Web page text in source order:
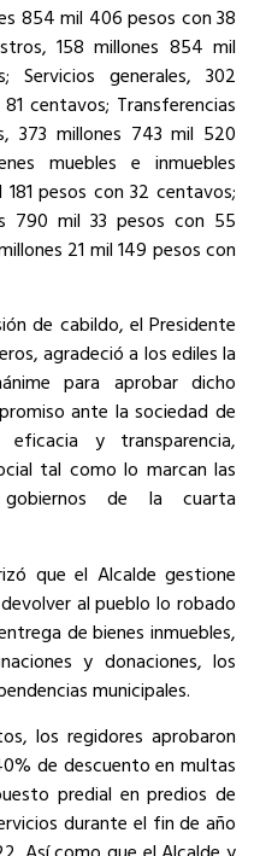
854 mil 406 pesos con 38
158 millones 854 mil
generales, 302
centavos; Transferencias
373 millones 743 mil 520
muebles e inmuebles
pesos con 32 centavos;
790 mil 33 pesos con 55
21 mil 149 pesos con
de cabildo, el Presidente
agradeció a los ediles la
para aprobar dicho
ante la sociedad de
y transparencia,
tal como lo marcan las
de la cuarta
que el Alcalde gestione
al pueblo lo robado
de bienes inmuebles,
y donaciones, los
municipales.
los regidores aprobaron
de descuento en multas
predial en predios de
durante el fin de año